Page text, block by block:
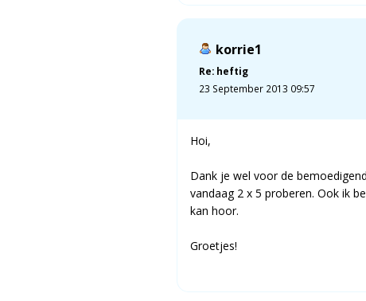
korrie1
Re: heftig
23 September 2013 09:57
Hoi,
Dank je wel voor de
vandaag 2 x 5 proberen. Ook ik
kan hoor.
Groetjes!